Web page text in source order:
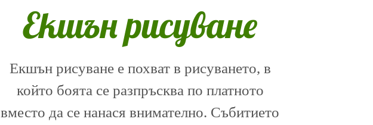
Екшън рисуване
Екшън рисуване е похват в рисуването, в
който боята се разпръсква по платното
вместо да се нанася внимателно. Събитието